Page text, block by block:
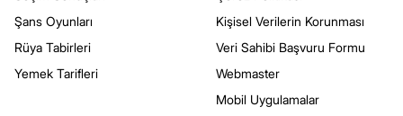
Şans Oyunları
Rüya Tabirleri
Yemek Tarifleri
Kişisel Verilerin Korunması
Veri Sahibi Başvuru Formu
Webmaster
Mobil Uygulamalar